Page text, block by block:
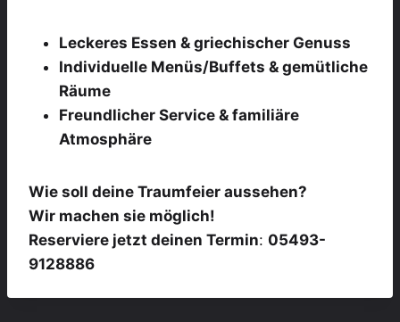
Leckeres Essen & griechischer Genuss
Individuelle Menüs/Buffets & gemütliche
Räume
Freundlicher Service & familiäre
Atmosphäre
Wie soll deine Traumfeier aussehen?
Wir machen sie möglich!
Reserviere jetzt deinen Termin: 05493-
9128886